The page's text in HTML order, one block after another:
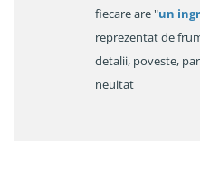
fiecare are "un
reprezentat de
detalii, poveste,
neuitat